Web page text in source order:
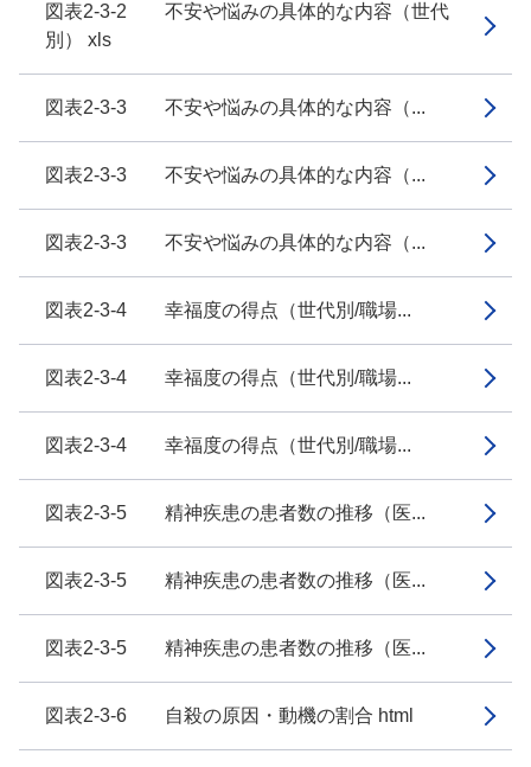
図表2-3-2 不安や悩みの具体的な内容（世代
別） xls
図表2-3-3 不安や悩みの具体的な内容（...
図表2-3-3 不安や悩みの具体的な内容（...
図表2-3-3 不安や悩みの具体的な内容（...
図表2-3-4 幸福度の得点（世代別/職場...
図表2-3-4 幸福度の得点（世代別/職場...
図表2-3-4 幸福度の得点（世代別/職場...
図表2-3-5 精神疾患の患者数の推移（医...
図表2-3-5 精神疾患の患者数の推移（医...
図表2-3-5 精神疾患の患者数の推移（医...
図表2-3-6 自殺の原因・動機の割合 html